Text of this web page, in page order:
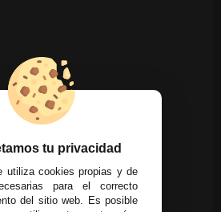
tu privacidad
utiliza cookies propias y de
para el correcto
del sitio web. Es posible